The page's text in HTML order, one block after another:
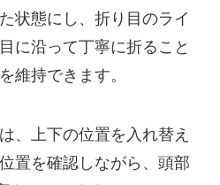
状態にし、折り目のライ
に沿って丁寧に折ること
維持できます。
、上下の位置を入れ替え
置を確認しながら、頭部